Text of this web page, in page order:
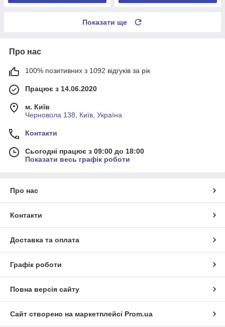
Показати ще
Про нас
100% позитивних з 1092 відгуків за рік
Працює з 14.06.2020
м. Київ
Черновола 138, Київ, Україна
Контакти
Сьогодні працює з 09:00 до 18:00
Показати весь графік роботи
Про нас
Контакти
Доставка та оплата
Графік роботи
Повна версія сайту
Сайт створено на маркетплейсі Prom.ua